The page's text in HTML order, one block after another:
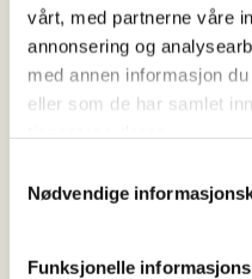
vårt, med partnerne våre
annonsering og
med annen informasjon
eller som de har samlet
Nødvendige
Funksjonelle
Arrangør
Ørland/Bjugn JFF